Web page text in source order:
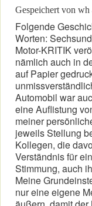
Gespeichert von wh
Folgende
Worten:
Motor-KRITIK
nämlich auch in
auf Papier
Automobil war
eine Auflistung
meiner
jeweils Stellung
Kollegen, die
Verständnis für
Stimmung, auch
Meine
nur eine eigene